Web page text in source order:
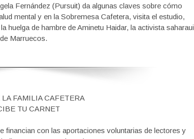
Fernández (Pursuit) da algunas claves sobre cómo
mental y en la Sobremesa Cafetera, visita el estudio,
huelga de hambre de Aminetu Haidar, la activista saharaui
Marruecos.
LA FAMILIA CAFETERA
TU CARNET
financian con las aportaciones voluntarias de lectores y